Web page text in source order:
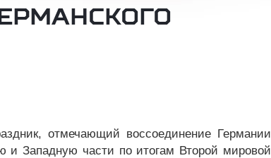
отмечающий воссоединение Германии
и Западную части по итогам Второй мировой